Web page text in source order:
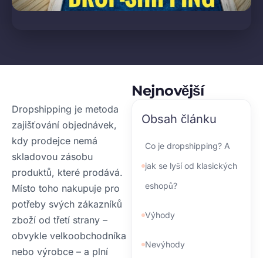
Dropshipping je metoda
zajišťování objednávek,
kdy prodejce nemá
skladovou zásobu
produktů, které prodává.
Místo toho nakupuje pro
potřeby svých zákazníků
zboží od třetí strany –
obvykle velkoobchodníka
nebo výrobce – a plní
Nejnovější
Obsah článku
Co je dropshipping? A
jak se lyší od klasických
eshopů?
Výhody
Nevýhody